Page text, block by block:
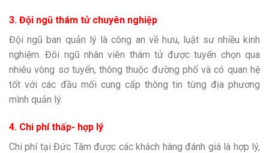
3. Đội ngũ thám tử chuyên nghiệp
Đội ngũ ban quản lý là công an về hưu, luật sư nhiều kinh
nghiệm. Đôi ngũ nhân viên thám tử được tuyển chọn qua
nhiêu vòng sơ tuyển, thông thuộc đường phố và có quan hệ
tốt với các đầu mối cung cấp thông tin từng địa phương
mình quản lý.
4. Chi phí thấp- hợp lý
Chi phí tại Đức Tâm được các khách hàng đánh giá là hợp lý,